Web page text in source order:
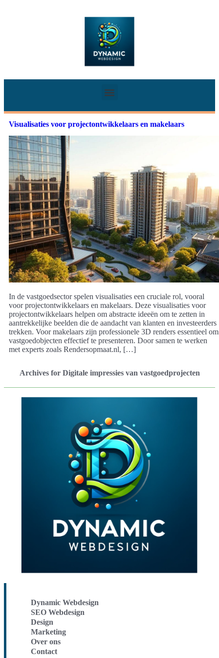
Visualisaties voor projectontwikkelaars en makelaars
In de vastgoedsector spelen visualisaties een cruciale rol, vooral
voor projectontwikkelaars en makelaars. Deze visualisaties voor
projectontwikkelaars helpen om abstracte ideeën om te zetten in
aantrekkelijke beelden die de aandacht van klanten en investeerders
trekken. Voor makelaars zijn professionele 3D renders essentieel om
vastgoedobjecten effectief te presenteren. Door samen te werken
met experts zoals Rendersopmaat.nl, […]
Archives for Digitale impressies van vastgoedprojecten
Dynamic Webdesign
SEO Webdesign
Design
Marketing
Over ons
Contact